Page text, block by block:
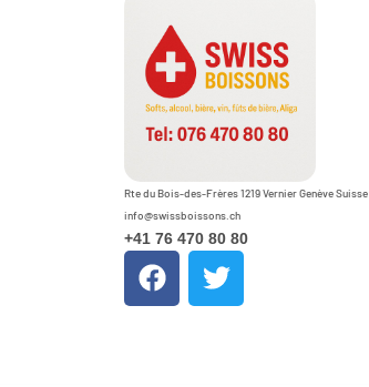
Rte du Bois-des-Frères 1219 Vernier Genève Suisse
info@swissboissons.ch
+41 76 470 80 80